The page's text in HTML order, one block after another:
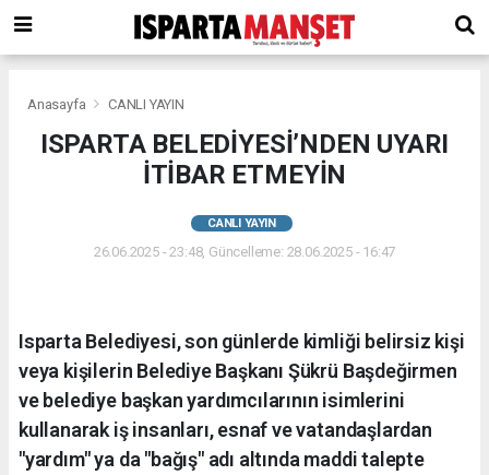
Anasayfa CANLI YAYIN
ISPARTA BELEDİYESİ’NDEN UYARI
İTİBAR ETMEYİN
CANLI YAYIN
26.06.2025 - 23:48, Güncelleme: 28.06.2025 - 16:47
Isparta Belediyesi, son günlerde kimliği belirsiz kişi
veya kişilerin Belediye Başkanı Şükrü Başdeğirmen
ve belediye başkan yardımcılarının isimlerini
kullanarak iş insanları, esnaf ve vatandaşlardan
"yardım" ya da "bağış" adı altında maddi talepte